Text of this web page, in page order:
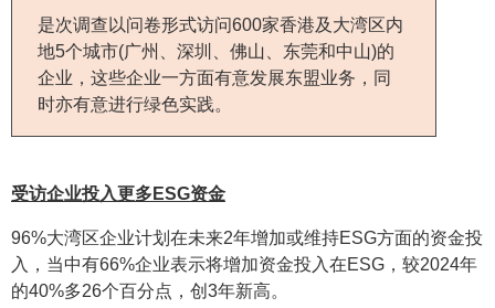
是次调查以问卷形式访问600家香港及大湾区内
地5个城市(广州、深圳、佛山、东莞和中山)的
企业，这些企业一方面有意发展东盟业务，同
时亦有意进行绿色实践。
受访企业投入更多ESG资金
96%大湾区企业计划在未来2年增加或维持ESG方面的资金投
入，当中有66%企业表示将增加资金投入在ESG，较2024年
的40%多26个百分点，创3年新高。